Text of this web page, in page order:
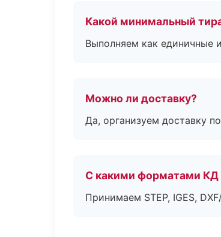
Какой минимальный
Выполняем как единичные
Можно ли доставку?
Да, организуем доставку
С какими форматами КД
Принимаем STEP, IGES,